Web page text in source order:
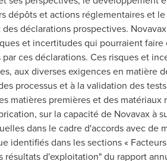
dépôts et actions réglementaires et
déclarations prospectives.
et incertitudes qui pourraient faire
ces déclarations. Ces risques et
aux diverses exigences en matière
processus et à la validation des
matières premières et des matériaux
sur la capacité de Novavax à
dans le cadre d'accords avec de
identifiés dans les sections «
d'exploitation" du rapport